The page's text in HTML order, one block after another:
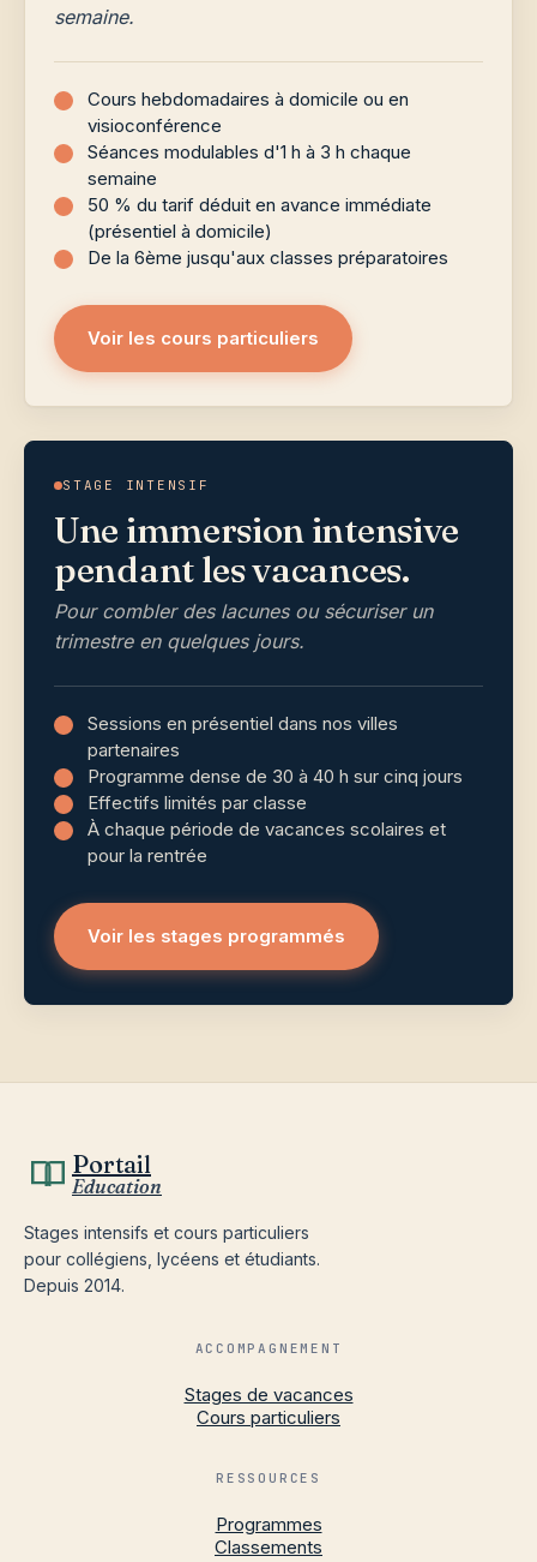
semaine.
Cours hebdomadaires à domicile ou en
visioconférence
Séances modulables d'1 h à 3 h chaque
semaine
50 % du tarif déduit en avance immédiate
(présentiel à domicile)
De la 6ème jusqu'aux classes préparatoires
Voir les cours particuliers
STAGE INTENSIF
Une immersion intensive
pendant les vacances.
Pour combler des lacunes ou sécuriser un
trimestre en quelques jours.
Sessions en présentiel dans nos villes
partenaires
Programme dense de 30 à 40 h sur cinq jours
Effectifs limités par classe
À chaque période de vacances scolaires et
pour la rentrée
Voir les stages programmés
Portail
Education
Stages intensifs et cours particuliers
pour collégiens, lycéens et étudiants.
Depuis 2014.
ACCOMPAGNEMENT
Stages de vacances
Cours particuliers
RESSOURCES
Programmes
Classements